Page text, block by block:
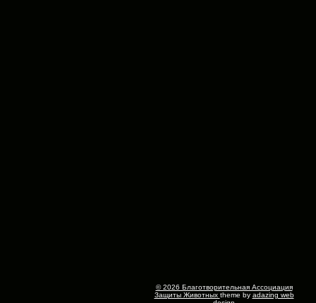
© 2026 Благотворительная Ассоциация
Защиты Животных theme by adazing web